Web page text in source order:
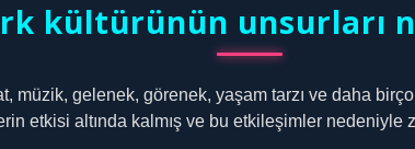
kültürünün unsurları
müzik, gelenek, görenek, yaşam tarzı ve daha
etkisi altında kalmış ve bu etkileşimler nedeniyle